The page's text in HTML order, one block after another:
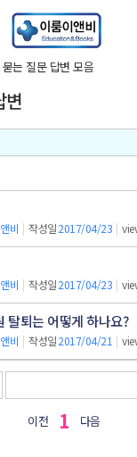
는 질문 답변 모음
변
비 | 작성일2017/04/23 |
비 | 작성일2017/04/23 |
탈퇴는 어떻게 하나요?
비 | 작성일2017/04/21 |
이전 1 다음